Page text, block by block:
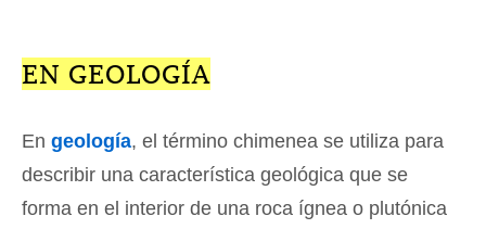
EN GEOLOGÍA
En geología, el término chimenea se utiliza para
describir una característica geológica que se
forma en el interior de una roca ígnea o plutónica